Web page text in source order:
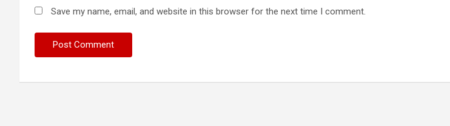
Save my name, email, and website in this browser for the next time I comment.